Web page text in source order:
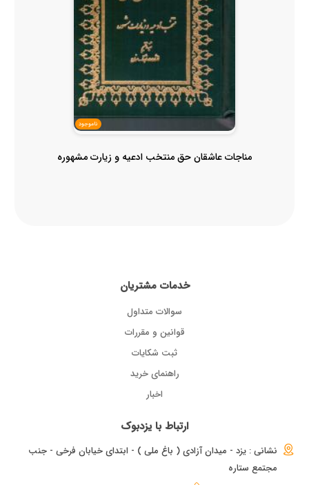
ناموجود
مناجات عاشقان حق منتخب ادعیه و زیارت مشهوره
خدمات مشتریان
سوالات متداول
قوانین و مقررات
ثبت شکایات
راهنمای خرید
اخبار
ارتباط با یزدبوک
نشانی : یزد - میدان آزادی ( باغ ملی ) - ابتدای خیابان فرخی - جنب
مجتمع ستاره